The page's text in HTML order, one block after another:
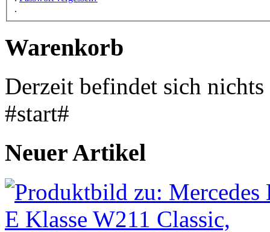
.
Warenkorb
Derzeit befindet sich
#start#
Neuer Artikel